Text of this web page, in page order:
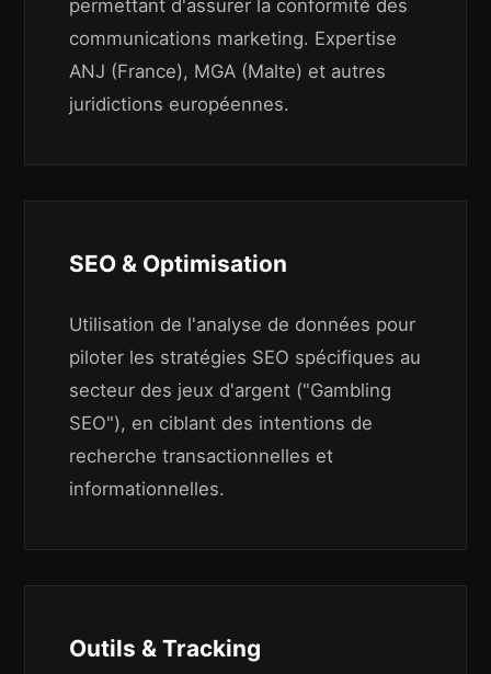
permettant d'assurer la conformité des
communications marketing. Expertise
ANJ (France), MGA (Malte) et autres
juridictions européennes.
SEO & Optimisation
Utilisation de l'analyse de données pour
piloter les stratégies SEO spécifiques au
secteur des jeux d'argent ("Gambling
SEO"), en ciblant des intentions de
recherche transactionnelles et
informationnelles.
Outils & Tracking